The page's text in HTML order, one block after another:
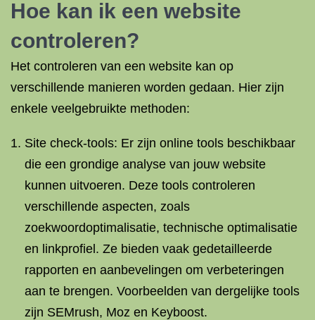
Hoe kan ik een website
controleren?
Het controleren van een website kan op
verschillende manieren worden gedaan. Hier zijn
enkele veelgebruikte methoden:
Site check-tools: Er zijn online tools beschikbaar
die een grondige analyse van jouw website
kunnen uitvoeren. Deze tools controleren
verschillende aspecten, zoals
zoekwoordoptimalisatie, technische optimalisatie
en linkprofiel. Ze bieden vaak gedetailleerde
rapporten en aanbevelingen om verbeteringen
aan te brengen. Voorbeelden van dergelijke tools
zijn SEMrush, Moz en Keyboost.